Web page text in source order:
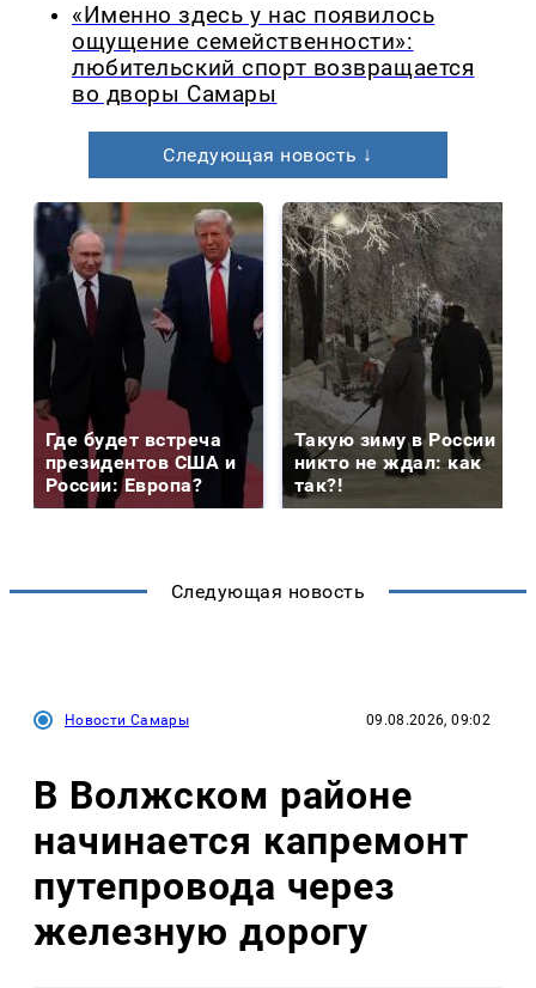
«Именно здесь у нас появилось
ощущение семейственности»:
любительский спорт возвращается
во дворы Самары
Следующая новость ↓
Где будет встреча
президентов США и
России: Европа?
Такую зиму в России
никто не ждал: как
так?!
Следующая новость
Новости Самары 09.08.2026, 09:02
В Волжском районе
начинается капремонт
путепровода через
железную дорогу